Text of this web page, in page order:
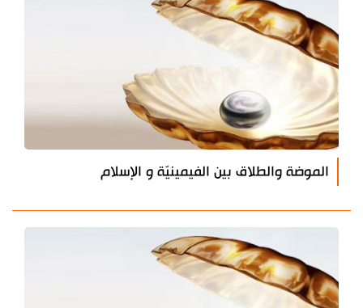
الموضة والطلاق بين الفيمينيّة و الإسلام